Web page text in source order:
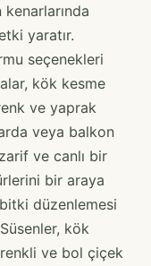
kenarlarında
yaratır.
seçenekleri
kök kesme
ve yaprak
veya balkon
ve canlı bir
bir araya
düzenlemesi
kök
ve bol çiçek